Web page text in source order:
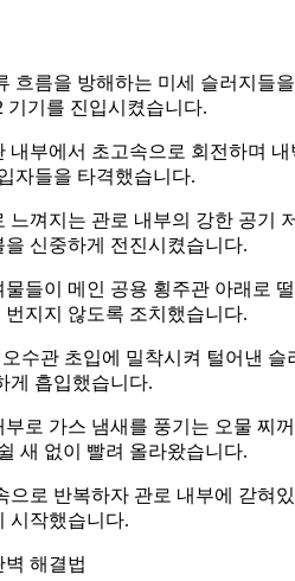
흐름을 방해하는 미세 슬러지들을
기기를 진입시켰습니다.
내부에서 초고속으로 회전하며 내
자들을 타격했습니다.
느껴지는 관로 내부의 강한 공기
신중하게 전진시켰습니다.
들이 메인 공용 횡주관 아래로
지지 않도록 조치했습니다.
수관 초입에 밀착시켜 털어낸 슬
게 흡입했습니다.
로 가스 냄새를 풍기는 오물 찌
새 없이 빨려 올라왔습니다.
으로 반복하자 관로 내부에 갇혀
시작했습니다.
해결법